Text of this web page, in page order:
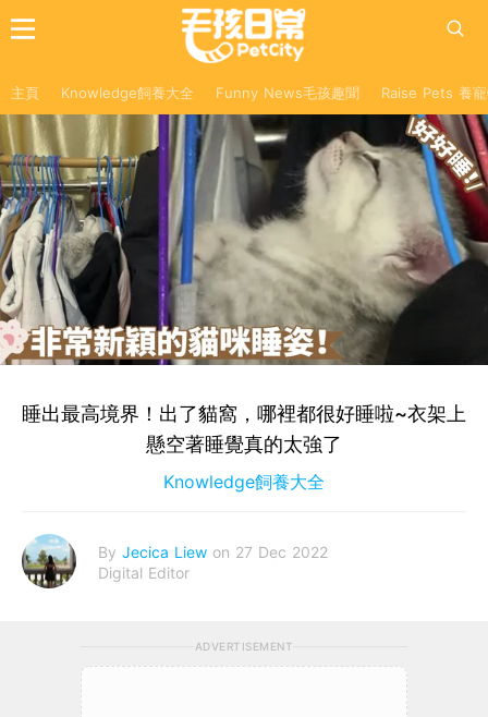
主頁 Knowledge飼養大全 Funny News毛孩趣聞 Raise Pets 養
睡出最高境界！出了貓窩，哪裡都很好睡啦~衣架上
懸空著睡覺真的太強了
Knowledge飼養大全
By Jecica Liew on 27 Dec 2022
Digital Editor
ADVERTISEMENT